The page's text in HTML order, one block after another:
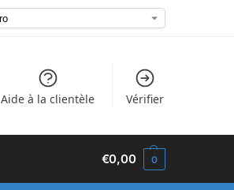
Aide à la clientèle Vérifier
€0,00 0